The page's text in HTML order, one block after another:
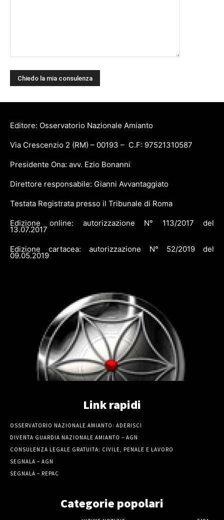
Editore: Osservatorio Nazionale Amianto
Via Crescenzio 2 (RM) – 00193 – C.F: 97521310587
Presidente Ona: avv. Ezio Bonanni
Direttore responsabile: Gianni Avvantaggiato
Testata Registrata presso il Tribunale di Roma
Edizione online: autorizzazione N° 113/2017 del
13.07.2017
Edizione cartacea: autorizzazione N° 52/2019 del
09.05.2019
Link rapidi
OSSERVATORIO NAZIONALE AMIANTO: ADERISCI
DIVENTA GUARDIA NAZIONALE AMIANTO – AGN
CONSULENZA LEGALE GRATUITA: CIVILE, PENALE E LAVORO
SEGNALA – AGN
SEGNALA – REPAC
Categorie popolari